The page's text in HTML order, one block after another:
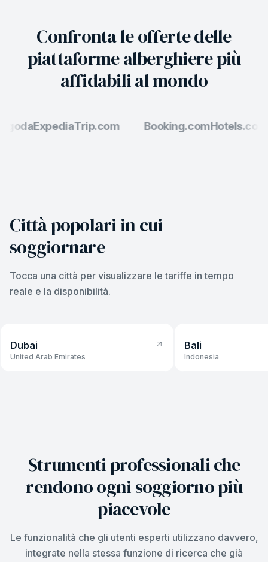
Confronta le offerte delle
piattaforme alberghiere più
affidabili al mondo
ExpediaTrip.com Booking.comHotels.com
Città popolari in cui
soggiornare
Tocca una città per visualizzare le tariffe in tempo
reale e la disponibilità.
da 36 USD
Dubai
United Arab Emirates
da 37 USD
Bali
Indonesia
Strumenti professionali che
rendono ogni soggiorno più
piacevole
Le funzionalità che gli utenti esperti utilizzano davvero,
integrate nella stessa funzione di ricerca che già